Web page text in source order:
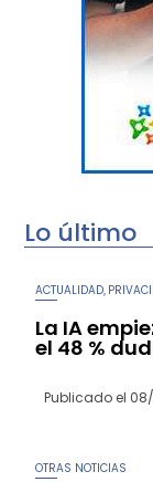
Lo último
ACTUALIDAD
La IA
el 48 %
Publicado el
OTRAS NOTICIAS